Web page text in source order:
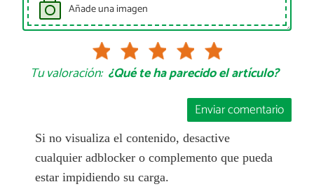
Añade una imagen
Tu valoración: ¿Qué te ha parecido el artículo?
Enviar comentario
Si no visualiza el contenido, desactive
cualquier adblocker o complemento que pueda
estar impidiendo su carga.